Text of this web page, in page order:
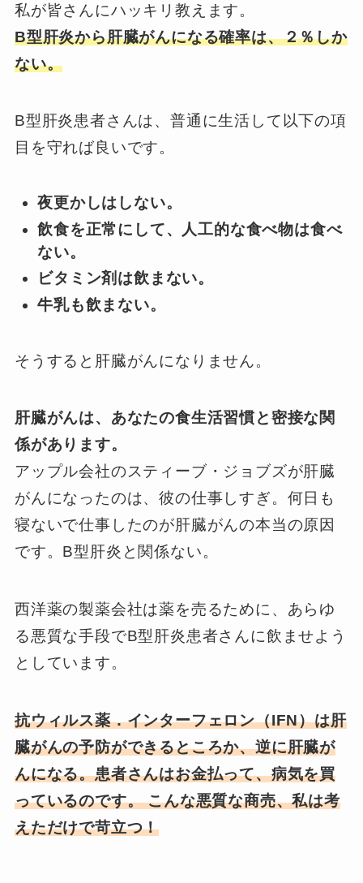
私が皆さんにハッキリ教えます。
B型肝炎から肝臓がんになる確率は、２％しか
ない。
B型肝炎患者さんは、普通に生活して以下の項
目を守れば良いです。
夜更かしはしない。
飲食を正常にして、人工的な食べ物は食べ
ない。
ビタミン剤は飲まない。
牛乳も飲まない。
そうすると肝臓がんになりません。
肝臓がんは、あなたの食生活習慣と密接な関
係があります。
アップル会社のスティーブ・ジョブズが肝臓
がんになったのは、彼の仕事しすぎ。何日も
寝ないで仕事したのが肝臓がんの本当の原因
です。B型肝炎と関係ない。
西洋薬の製薬会社は薬を売るために、あらゆ
る悪質な手段でB型肝炎患者さんに飲ませよう
としています。
抗ウィルス薬．インターフェロン（IFN）は肝
臓がんの予防ができるところか、逆に肝臓が
んになる。患者さんはお金払って、病気を買
っているのです。 こんな悪質な商売、私は考
えただけで苛立つ！